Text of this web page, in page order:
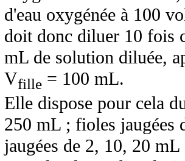
d'eau oxygénée à 100
doit donc diluer 10 fois
mL de solution diluée,
Vfille= 100 mL.
Elle dispose pour cela
250 mL ; fioles jaugées
jaugées de 2, 10, 20